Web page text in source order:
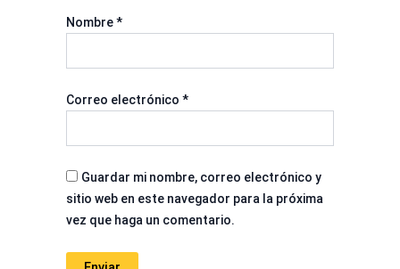
Nombre*
Correo electrónico*
Guardar mi nombre, correo electrónico y
sitio web en este navegador para la próxima
vez que haga un comentario.